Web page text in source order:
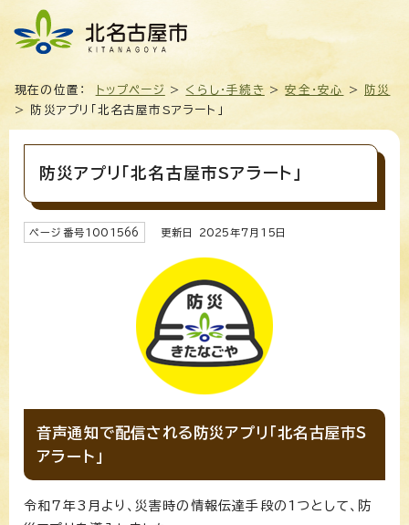
現在の位置： トップページ > くらし・手続き >安全・安心 >
防災
> 防災アプリ「北名古屋市Sアラート」
防災アプリ「北名古屋市Sアラート」
ページ番号1001566 更新日 2025年7月 15 日
音声通知で配信される防災アプリ「北名古屋市S
アラート」
令和7年3月より、災害時の情報伝達手段の1つとして、防